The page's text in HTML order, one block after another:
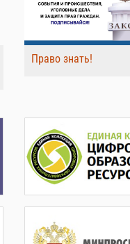
Право знать!